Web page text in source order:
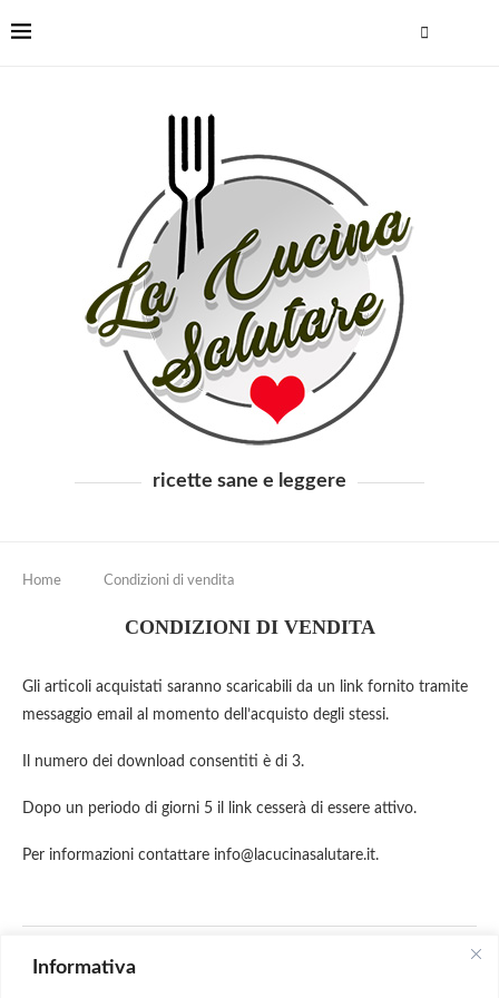
Informativa
ricette sane e leggere
Home Condizioni di vendita
CONDIZIONI DI VENDITA
Gli articoli acquistati saranno scaricabili da un link fornito tramite
messaggio email al momento dell’acquisto degli stessi.
Il numero dei download consentiti è di 3.
Dopo un periodo di giorni 5 il link cesserà di essere attivo.
Per informazioni contattare info@lacucinasalutare.it.